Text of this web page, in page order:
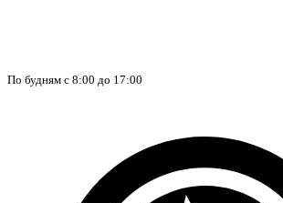
По будням с 8:00 до 17:00